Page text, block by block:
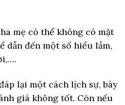
mẹ có thể không có mặt
đến một số hiểu lầm,
lại một cách lịch sự, bày
giá không tốt. Còn nếu